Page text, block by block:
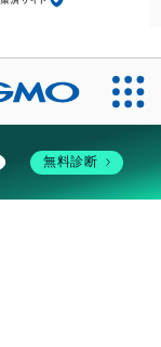
無料診断